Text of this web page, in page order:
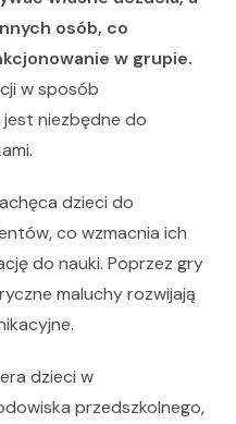
osób, co
w grupie.
w sposób
niezbędne do
dzieci do
co wzmacnia ich
do nauki. Poprzez gry
maluchy rozwijają
dzieci w
przedszkolnego,